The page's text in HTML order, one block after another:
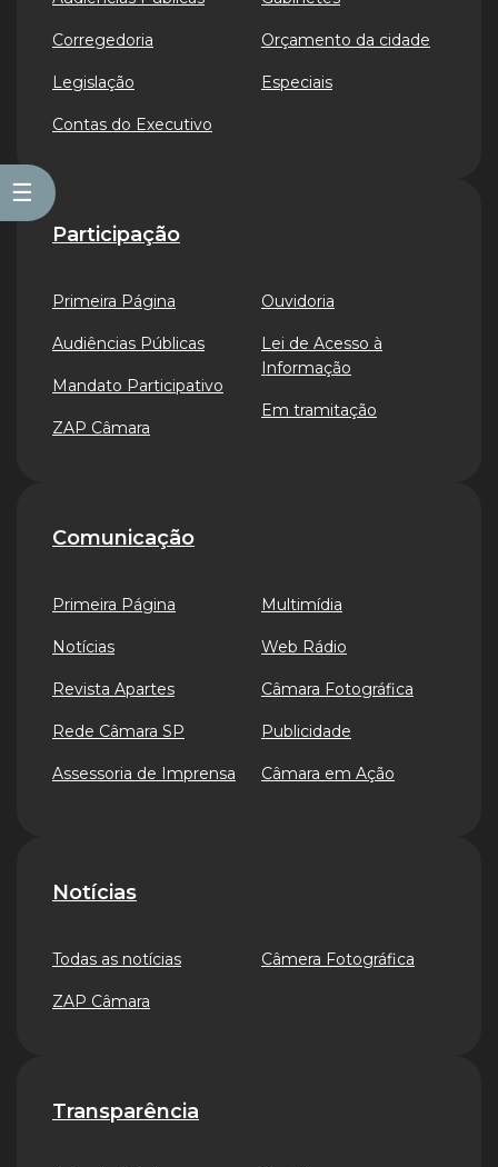
☰
Corregedoria
Legislação
Contas do Executivo
Orçamento da cidade
Especiais
Participação
Primeira Página
Audiências Públicas
Mandato Participativo
ZAP Câmara
Ouvidoria
Lei de Acesso à
Informação
Em tramitação
Comunicação
Primeira Página
Notícias
Revista Apartes
Rede Câmara SP
Assessoria de Imprensa
Multimídia
Web Rádio
Câmara Fotográfica
Publicidade
Câmara em Ação
Notícias
Todas as notícias
ZAP Câmara
Câmera Fotográfica
Transparência